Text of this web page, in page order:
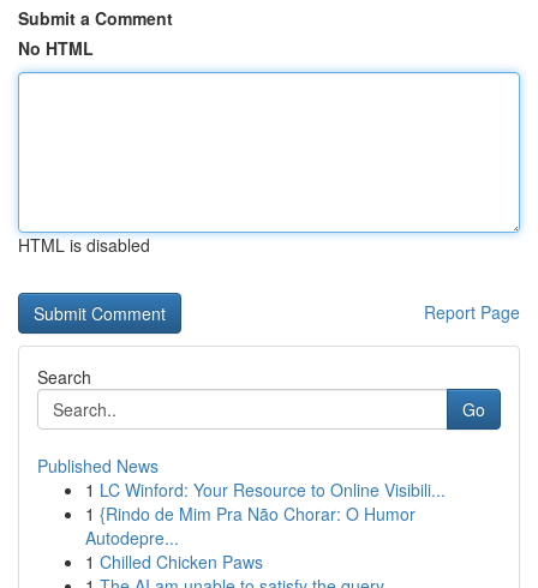
Submit a Comment
No HTML
HTML is disabled
Report Page
Search
Go
Published News
1 LC Winford: Your Resource to Online Visibili...
1 {Rindo de Mim Pra Não Chorar: O Humor
Autodepre...
1 Chilled Chicken Paws